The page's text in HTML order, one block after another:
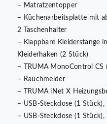
– Matratzentopper
– Küchenarbeitsplatte mit
2 Taschenhalter
– Klappbare Kleiderstange
Kleiderhaken (2 Stück)
– TRUMA MonoControl CS
– Rauchmelder
– TRUMA iNet X
– USB-Steckdose (1 Stück),
– USB-Steckdose (1